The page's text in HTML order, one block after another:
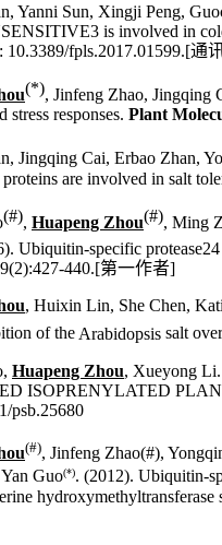
Yanni Sun, Xingji Peng,
is involved in
10.3389/fpls.2017.01599.[通
(*), Jinfeng Zhao,
stress responses. Plant
Jingqing Cai, Erbao Zhan,
are involved in salt
(#), Huapeng Zhou(#), Ming
Ubiquitin-specific
440.[第一作者]
, Huixin Lin, She Chen,
of the Arabidopsis salt
Huapeng Zhou, Xueyong
ISOPRENYLATED
psb.25680
(#), Jinfeng Zhao(#),
Guo(*). (2012). Ubiquitin-
hydroxymethyltransferase